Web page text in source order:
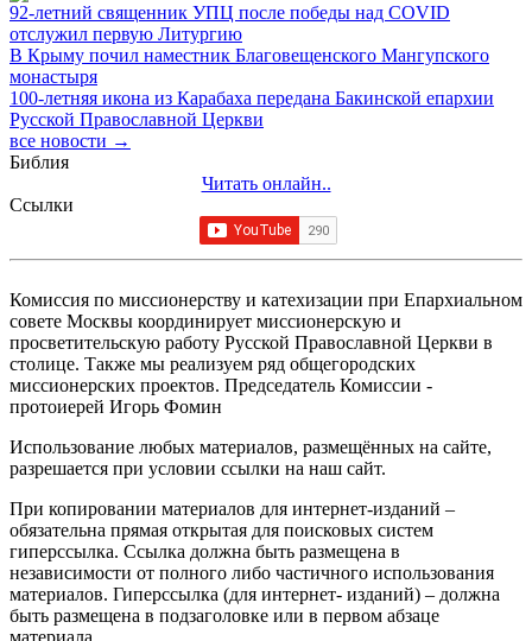
92-летний священник УПЦ после победы над COVID
отслужил первую Литургию
В Крыму почил наместник Благовещенского Мангупского
монастыря
100-летняя икона из Карабаха передана Бакинской епархии
Русской Православной Церкви
все новости →
Библия
Читать онлайн..
Ссылки
Комиссия по миссионерству и катехизации при Епархиальном
совете Москвы координирует миссионерскую и
просветительскую работу Русской Православной Церкви в
столице. Также мы реализуем ряд общегородских
миссионерских проектов. Председатель Комиссии -
протоиерей Игорь Фомин
Использование любых материалов, размещённых на сайте,
разрешается при условии ссылки на наш сайт.
При копировании материалов для интернет-изданий –
обязательна прямая открытая для поисковых систем
гиперссылка. Ссылка должна быть размещена в
независимости от полного либо частичного использования
материалов. Гиперссылка (для интернет- изданий) – должна
быть размещена в подзаголовке или в первом абзаце
материала.